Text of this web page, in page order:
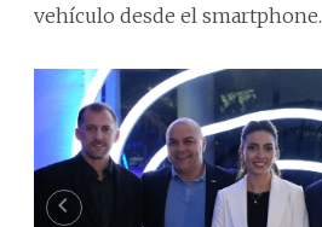
vehículo desde el smartphone.